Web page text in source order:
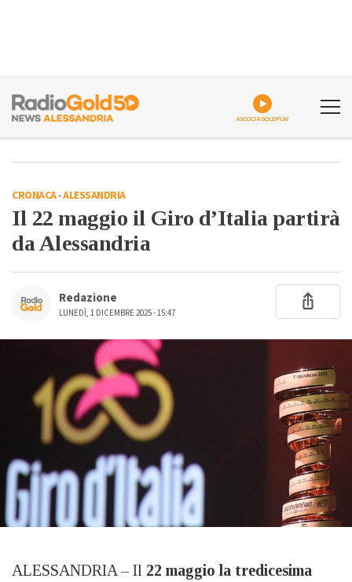
ASCOLTA GOLDPLAY
CRONACA-ALESSANDRIA
Il 22 maggio il Giro d’Italia partirà
da Alessandria
Redazione
LUNEDÌ, 1 DICEMBRE 2025 - 15:47
ALESSANDRIA – Il 22 maggio la tredicesima